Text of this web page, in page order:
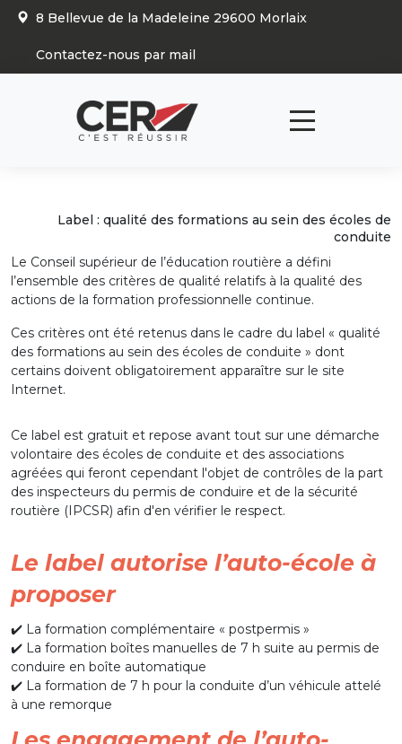
Panneau de gestion des cookies
8 Bellevue de la Madeleine 29600 Morlaix
Contactez-nous par mail
Label : qualité des formations au sein des écoles de
conduite
Le Conseil supérieur de l’éducation routière a défini
l’ensemble des critères de qualité relatifs à la qualité des
actions de la formation professionnelle continue.
Ces critères ont été retenus dans le cadre du label « qualité
des formations au sein des écoles de conduite » dont
certains doivent obligatoirement apparaître sur le site
Internet.
Ce label est gratuit et repose avant tout sur une démarche
volontaire des écoles de conduite et des associations
agréées qui feront cependant l'objet de contrôles de la part
des inspecteurs du permis de conduire et de la sécurité
routière (IPCSR) afin d'en vérifier le respect.
Le label autorise l’auto-école à
proposer
✔️ La formation complémentaire « postpermis »
✔️ La formation boîtes manuelles de 7 h suite au permis de
conduire en boîte automatique
✔️ La formation de 7 h pour la conduite d’un véhicule attelé
à une remorque